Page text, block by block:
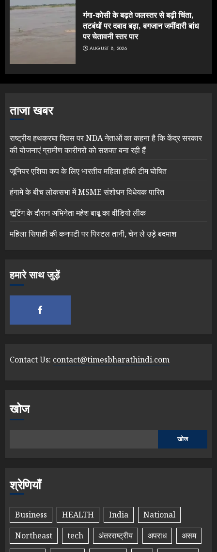
गंगा-कोसी के बढ़ते जलस्तर से बढ़ी चिंता,
तटबंधों पर दबाव बढ़ा, बगजान जमींदारी बांध
पर चेतावनी स्तर पार
AUGUST 8, 2026
ताजा खबर
राष्ट्रीय हथकरघा दिवस पर NDA नेताओं का कहना है कि केंद्र सरकार
की योजनाएं ग्रामीण कारीगरों को सशक्त बना रही हैं
जूनियर एशिया कप के लिए भारतीय महिला हॉकी टीम घोषित
हंगामे के बीच लोकसभा में MSME संशोधन विधेयक पारित
शूटिंग के दौरान अभिनेता महेश बाबू का वीडियो लीक
महिला सिपाही की कनपटी पर पिस्टल तानी, चेन ले उड़े बदमाश
हमारे साथ जुड़ें
Contact Us: contact@timesbharathindi.com
खोज
खोज
श्रेणियाँ
Business HEALTH India
National
Northeast
tech अंतरराष्ट्रीय अपराध
असम